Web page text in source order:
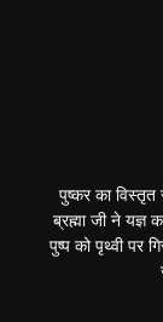
पुष्कर का
ब्रह्मा जी ने यज्ञ
पुष्प को पृथ्वी पर